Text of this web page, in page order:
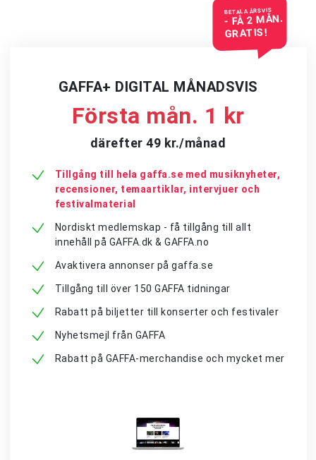
BETALA ÅRSVIS
- FÅ 2 MÅN.
GRATIS!
GAFFA+ DIGITAL MÅNADSVIS
Första mån. 1 kr
därefter 49 kr./månad
Tillgång till hela gaffa.se med musiknyheter,
recensioner, temaartiklar, intervjuer och
festivalmaterial
Nordiskt medlemskap - få tillgång till allt
innehåll på GAFFA.dk & GAFFA.no
Avaktivera annonser på gaffa.se
Tillgång till över 150 GAFFA tidningar
Rabatt på biljetter till konserter och festivaler
Nyhetsmejl från GAFFA
Rabatt på GAFFA-merchandise och mycket mer